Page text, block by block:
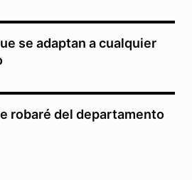
se adaptan a cualquier
robaré del departamento